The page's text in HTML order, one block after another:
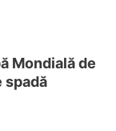
Mondială de
spadă